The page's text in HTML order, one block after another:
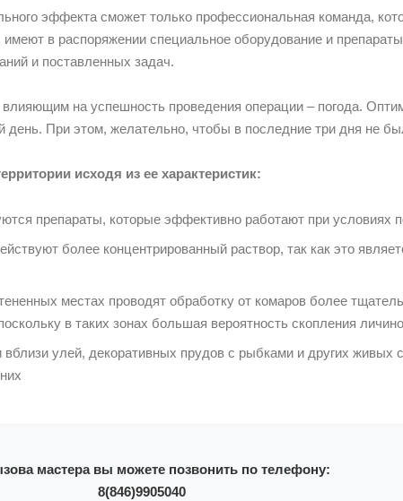
эффекта сможет только профессиональная команда,
в распоряжении специальное оборудование и
и поставленных задач.
на успешность проведения операции – погода.
день. При этом, желательно, чтобы в последние три дня не
исходя из ее характеристик:
препараты, которые эффективно работают при условиях
более концентрированный раствор, так как это
местах проводят обработку от комаров более
в таких зонах большая вероятность скопления
вблизи улей, декоративных прудов с рыбками и других
мастера вы можете позвонить по телефону:
8(846)9905040